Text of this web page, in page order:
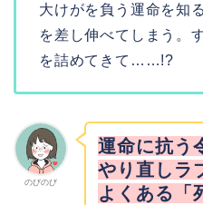
大けがを負う運命を知
を差し伸べてしまう。
を詰めてきて……!?
のびのび
運命に抗う
やり直しラ
よくある「